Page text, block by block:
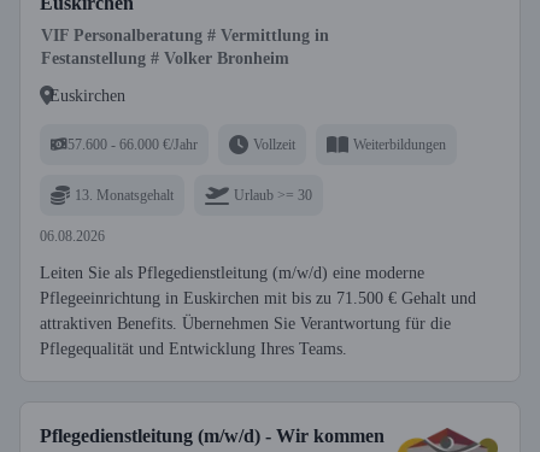
VIF Personalberatung # Vermittlung in
Festanstellung # Volker Bronheim
Euskirchen
57.600 - 66.000 €/Jahr Vollzeit Weiterbildungen
13. Monatsgehalt Urlaub >= 30
06.08.2026
Leiten Sie als Pflegedienstleitung (m/w/d) eine moderne
Pflegeeinrichtung in Euskirchen mit bis zu 71.500 € Gehalt und
attraktiven Benefits. Übernehmen Sie Verantwortung für die
Pflegequalität und Entwicklung Ihres Teams.
Pflegedienstleitung (m/w/d) - Wir kommen